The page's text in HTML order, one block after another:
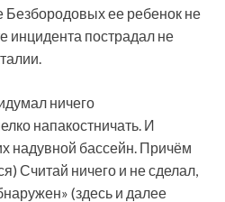
Безбородовых ее ребенок не
инцидента пострадал не
ничего
напакостничать. И
надувной бассейн. Причём
Считай ничего и не сделал,
(здесь и далее